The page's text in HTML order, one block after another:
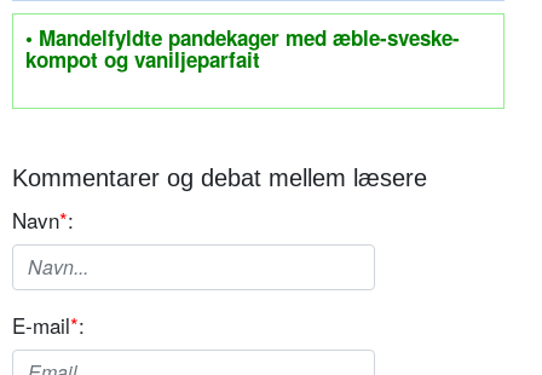
• Mandelfyldte pandekager med æble-sveske-
kompot og vaniljeparfait
Kommentarer og debat mellem læsere
Navn*:
E-mail*: